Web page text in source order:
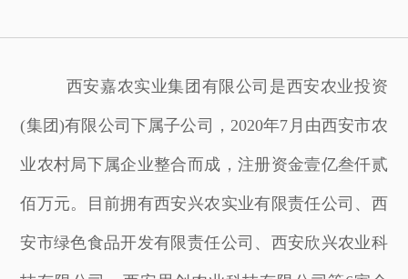
西安嘉农实业集团有限公司是西安农业投资
(集团)有限公司下属子公司，2020年7月由西安市农
业农村局下属企业整合而成，注册资金壹亿叁仟贰
佰万元。目前拥有西安兴农实业有限责任公司、西
安市绿色食品开发有限责任公司、西安欣兴农业科